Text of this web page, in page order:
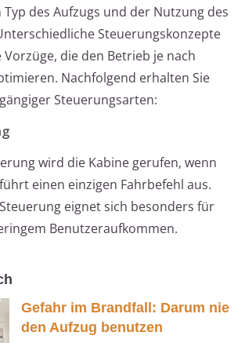
des Aufzugs und der Nutzung des
Steuerungskonzepte
die den Betrieb je nach
Nachfolgend erhalten Sie
Steuerungsarten:
wird die Kabine gerufen, wenn
einen einzigen Fahrbefehl aus.
eignet sich besonders für
Benutzeraufkommen.
Gefahr im Brandfall: Darum nie
den Aufzug benutzen